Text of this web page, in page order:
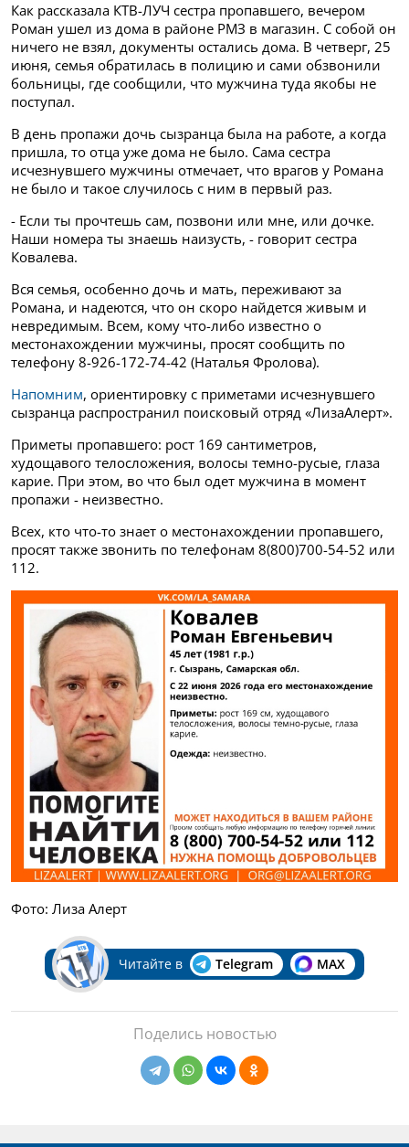
Как рассказала КТВ-ЛУЧ сестра пропавшего, вечером
Роман ушел из дома в районе РМЗ в магазин. С собой он
ничего не взял, документы остались дома. В четверг, 25
июня, семья обратилась в полицию и сами обзвонили
больницы, где сообщили, что мужчина туда якобы не
поступал.
В день пропажи дочь сызранца была на работе, а когда
пришла, то отца уже дома не было. Сама сестра
исчезнувшего мужчины отмечает, что врагов у Романа
не было и такое случилось с ним в первый раз.
- Если ты прочтешь сам, позвони или мне, или дочке.
Наши номера ты знаешь наизусть, - говорит сестра
Ковалева.
Вся семья, особенно дочь и мать, переживают за
Романа, и надеются, что он скоро найдется живым и
невредимым. Всем, кому что-либо известно о
местонахождении мужчины, просят сообщить по
телефону 8-926-172-74-42 (Наталья Фролова).
Напомним, ориентировку с приметами исчезнувшего
сызранца распространил поисковый отряд «ЛизаАлерт».
Приметы пропавшего: рост 169 сантиметров,
худощавого телосложения, волосы темно-русые, глаза
карие. При этом, во что был одет мужчина в момент
пропажи - неизвестно.
Всех, кто что-то знает о местонахождении пропавшего,
просят также звонить по телефонам 8(800)700-54-52 или
112.
Фото: Лиза Алерт
Читайте в Telegram MAX
Поделись новостью